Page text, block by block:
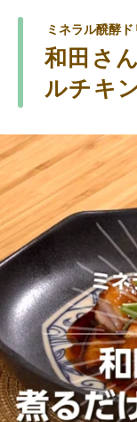
ミネラル醗酵ド
和田さ
ルチキ